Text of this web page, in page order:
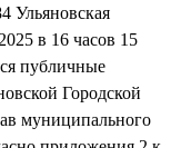
Ульяновская
в 16 часов 15
публичные
Городской
муниципального